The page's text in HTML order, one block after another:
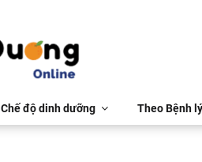
Chế độ dinh dưỡng Theo Bệnh lý